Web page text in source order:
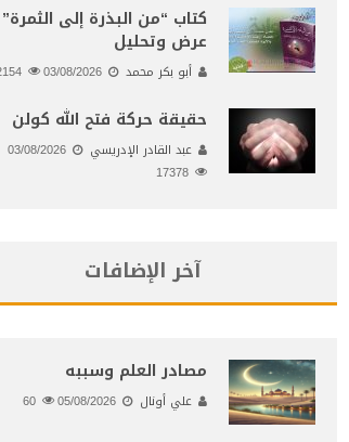
كتاب “من البذرة إلى الثمرة”
عرض وتحليل
أبو بكر محمد 03/08/2026
حقيقة حركة فتح الله كولن
عبد القادر الإدريسي
03/08/2026
آخر الإضافات
مصادر العلم وسببه
علي أونال 05/08/2026